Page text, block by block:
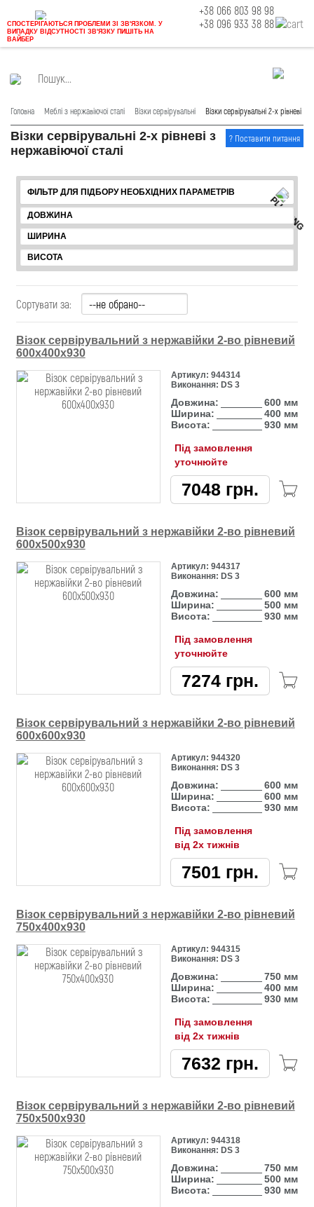
+38 066 803 98 98
+38 096 933 38 88
СПОСТЕРІГАЮТЬСЯ ПРОБЛЕМИ ЗІ ЗВ'ЯЗКОМ. У
ВИПАДКУ ВІДСУТНОСТІ ЗВ'ЯЗКУ ПИШІТЬ НА
ВАЙБЕР
Головна Меблі з нержавіючої сталі Візки сервірувальні Візки сервірувальні 2-х рівневі
Візки сервірувальні 2-х рівневі з
нержавіючої сталі
ФІЛЬТР ДЛЯ ПІДБОРУ НЕОБХІДНИХ ПАРАМЕТРІВ
Сортувати за:
Візок сервірувальний з нержавійки 2-во рівневий
600х400х930
Артикул: 944314
Виконання: DS 3
Довжина:
600 мм
Ширина:
400 мм
Висота:
930 мм
Під замовлення
уточнюйте
7048 грн.
Візок сервірувальний з нержавійки 2-во рівневий
600х500х930
Артикул: 944317
Виконання: DS 3
Довжина:
600 мм
Ширина:
500 мм
Висота:
930 мм
Під замовлення
уточнюйте
7274 грн.
Візок сервірувальний з нержавійки 2-во рівневий
600х600х930
Артикул: 944320
Виконання: DS 3
Довжина:
600 мм
Ширина:
600 мм
Висота:
930 мм
Під замовлення
від 2х тижнів
7501 грн.
Візок сервірувальний з нержавійки 2-во рівневий
750х400х930
Артикул: 944315
Виконання: DS 3
Довжина:
750 мм
Ширина:
400 мм
Висота:
930 мм
Під замовлення
від 2х тижнів
7632 грн.
Візок сервірувальний з нержавійки 2-во рівневий
750х500х930
Артикул: 944318
Виконання: DS 3
Довжина:
750 мм
Ширина:
500 мм
Висота:
930 мм